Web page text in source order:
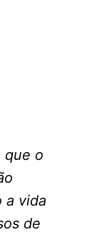
que o
a vida
de